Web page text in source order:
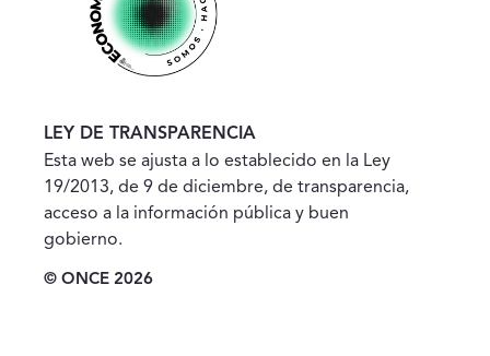
LEY DE TRANSPARENCIA
Esta web se ajusta a lo establecido en la Ley
19/2013, de 9 de diciembre, de transparencia,
acceso a la información pública y buen
gobierno.
© ONCE 2026